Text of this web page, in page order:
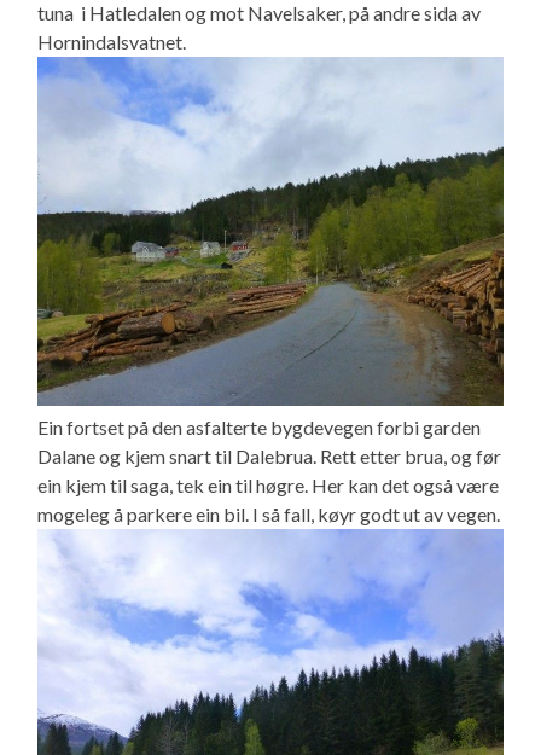
tuna i Hatledalen og mot Navelsaker, på andre sida av
Hornindalsvatnet.
Ein fortset på den asfalterte bygdevegen forbi garden
Dalane og kjem snart til Dalebrua. Rett etter brua, og før
ein kjem til saga, tek ein til høgre. Her kan det også være
mogeleg å parkere ein bil. I så fall, køyr godt ut av vegen.